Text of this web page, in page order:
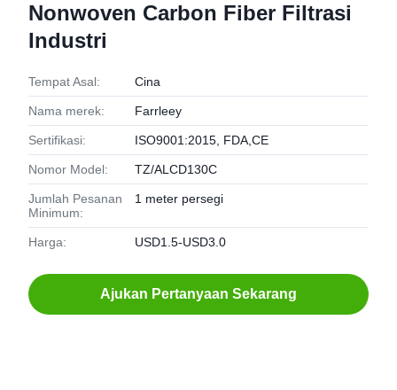
Nonwoven Carbon Fiber Filtrasi
Industri
Tempat Asal: Cina
Nama merek: Farrleey
Sertifikasi: ISO9001:2015, FDA,CE
Nomor Model: TZ/ALCD130C
Jumlah Pesanan
Minimum:
1 meter persegi
Harga: USD1.5-USD3.0
Ajukan Pertanyaan Sekarang